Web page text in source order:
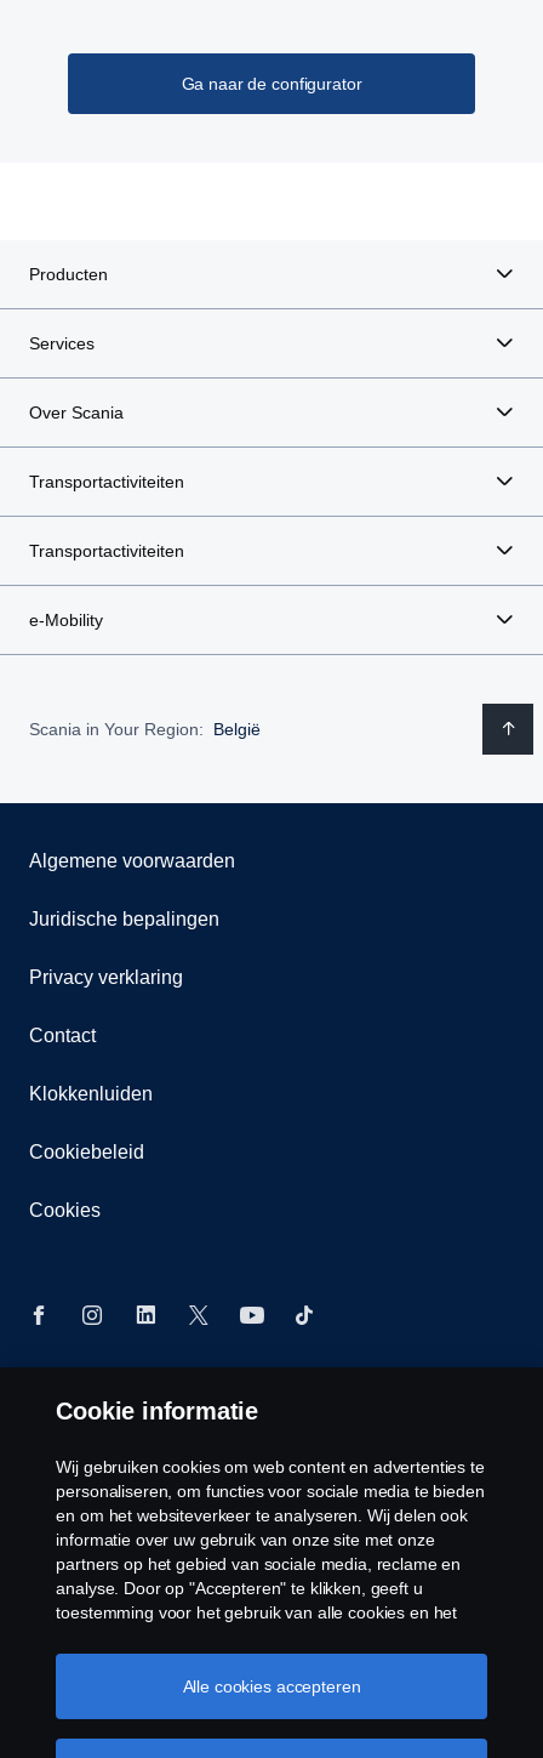
Ga naar de configurator
Producten
Services
Over Scania
Transportactiviteiten
Transportactiviteiten
e-Mobility
Scania in Your Region: België
Algemene voorwaarden
Juridische bepalingen
Privacy verklaring
Contact
Klokkenluiden
Cookiebeleid
Cookies
© Copyright Scania 2026 Alle Rechten
bus b28, 1120 Neder-Over-Heembeek, Tel. 02/264
02 11
Cookie informatie
Wij gebruiken cookies om web content en advertenties te
personaliseren, om functies voor sociale media te bieden
en om het websiteverkeer te analyseren. Wij delen ook
informatie over uw gebruik van onze site met onze
partners op het gebied van sociale media, reclame en
analyse. Door op "Accepteren" te klikken, geeft u
toestemming voor het gebruik van alle cookies en het
door op "Cookie Instellingen" te klikken en de
categorieën te selecteren die u wilt accepteren. Voor een
Alle cookies accepteren